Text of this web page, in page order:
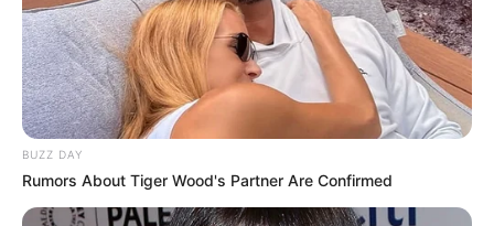
BUZZ DAY
Rumors About Tiger Wood's Partner Are Confirmed